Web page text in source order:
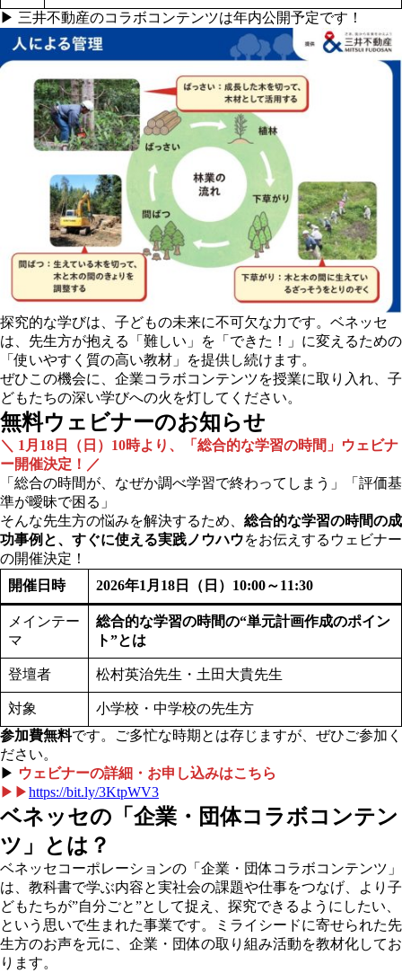
▶ 三井不動産のコラボコンテンツは年内公開予定です！
探究的な学びは、子どもの未来に不可欠な力です。ベネッセ
は、先生方が抱える「難しい」を「できた！」に変えるための
「使いやすく質の高い教材」を提供し続けます。
ぜひこの機会に、企業コラボコンテンツを授業に取り入れ、子
どもたちの深い学びへの火を灯してください。
無料ウェビナーのお知らせ
＼ 1月18日（日）10時より、「総合的な学習の時間」ウェビナ
ー開催決定！／
「総合の時間が、なぜか調べ学習で終わってしまう」「評価基
準が曖昧で困る」
そんな先生方の悩みを解決するため、 総合的な学習の時間の成
功事例と、すぐに使える実践ノウハウをお伝えするウェビナー
の開催決定！
開催日時
2026年1月18日（日）10:00～11:30
メインテー
マ
総合的な学習の時間の“単元計画作成のポイン
ト”とは
登壇者 松村英治先生・土田大貴先生
対象
小学校・中学校の先生方
参加費無料です。ご多忙な時期とは存じますが、ぜひご参加く
ださい。
▶ ウェビナーの詳細・お申し込みはこちら
▶▶https://bit.ly/3KtpWV3
ベネッセの「企業・団体コラボコンテン
ツ」とは？
ベネッセコーポレーションの「企業・団体コラボコンテンツ」
は、教科書で学ぶ内容と実社会の課題や仕事をつなげ、より子
どもたちが”自分ごと”として捉え、探究できるようにしたい、
という思いで生まれた事業です。ミライシードに寄せられた先
生方のお声を元に、企業・団体の取り組み活動を教材化してお
ります。